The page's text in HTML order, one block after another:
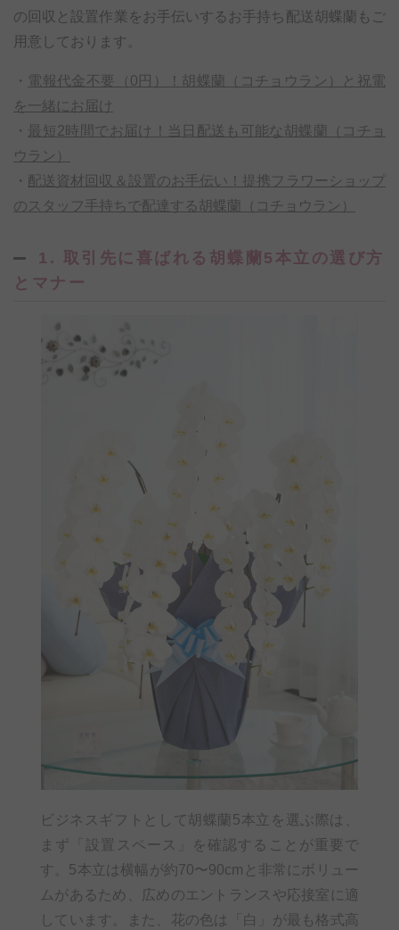
の回収と設置作業をお手伝いするお手持ち配送胡蝶蘭もご
用意しております。
・ 電報代金不要（0円）！胡蝶蘭（コチョウラン）と祝電
を一緒にお届け
・ 最短2時間でお届け！当日配送も可能な胡蝶蘭（コチョ
ウラン）
・ 配送資材回収＆設置のお手伝い！提携フラワーショップ
のスタッフ手持ちで配達する胡蝶蘭（コチョウラン）
1. 取引先に喜ばれる胡蝶蘭5本立の選び方
とマナー
ビジネスギフトとして胡蝶蘭5本立を選ぶ際は、
まず「設置スペース」を確認することが重要で
す。5本立は横幅が約70〜90cmと非常にボリュー
ムがあるため、広めのエントランスや応接室に適
しています。また、花の色は「白」が最も格式高